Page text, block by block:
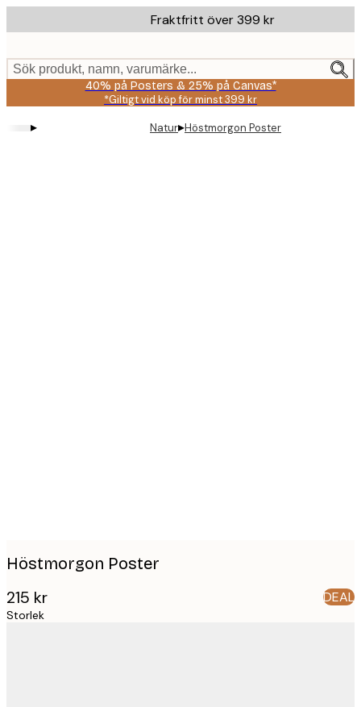
to
content.
Fraktfritt över 399 kr
Sök produkt, namn, varumärke...
40% på Posters & 25% på Canvas*
*Giltigt vid köp för minst 399 kr
▸ Natur▸Höstmorgon Poster
Höstmorgon Poster
215 kr DEAL
Storlek